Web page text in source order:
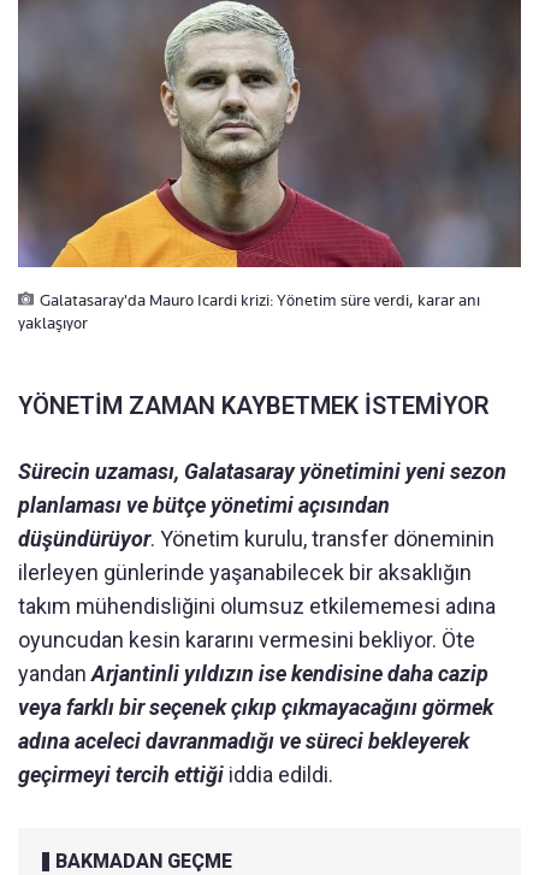
Galatasaray'da Mauro Icardi krizi: Yönetim süre verdi, karar anı
yaklaşıyor
YÖNETİM ZAMAN KAYBETMEK İSTEMİYOR
Sürecin uzaması, Galatasaray yönetimini yeni sezon
planlaması ve bütçe yönetimi açısından
düşündürüyor. Yönetim kurulu, transfer döneminin
ilerleyen günlerinde yaşanabilecek bir aksaklığın
takım mühendisliğini olumsuz etkilememesi adına
oyuncudan kesin kararını vermesini bekliyor. Öte
yandanArjantinli yıldızın ise kendisine daha cazip
veya farklı bir seçenek çıkıp çıkmayacağını görmek
adına aceleci davranmadığı ve süreci bekleyerek
geçirmeyi tercih ettiği iddia edildi.
BAKMADAN GEÇME